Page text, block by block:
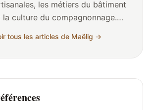
les métiers du bâtiment
la culture du compagnonnage.
Artisans Magazine, il a signé
de 600 articles et reportages
CAP/BP et les parcours
Né en Bretagne, il
tous les articles de Maëlig →